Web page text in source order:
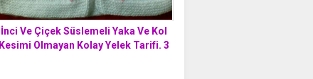
İnci Ve Çiçek Süslemeli Yaka Ve Kol
Kesimi Olmayan Kolay Yelek Tarifi. 3